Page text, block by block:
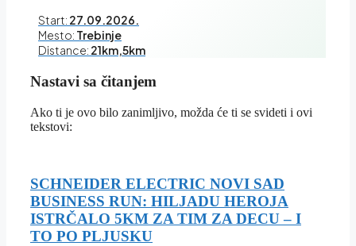
Start: 27.09.2026.
Mesto: Trebinje
Distance: 21km,5km
Nastavi sa čitanjem
Ako ti je ovo bilo zanimljivo, možda će ti se svideti i ovi
tekstovi:
SCHNEIDER ELECTRIC NOVI SAD
BUSINESS RUN: HILJADU HEROJA
ISTRČALO 5KM ZA TIM ZA DECU – I
TO PO PLJUSKU